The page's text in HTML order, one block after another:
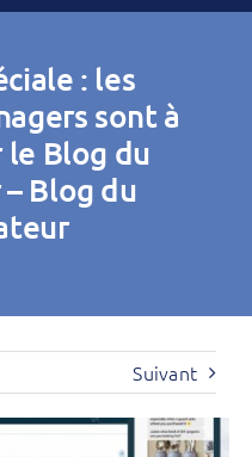
: les
sont à
le Blog du
Blog du
Suivant